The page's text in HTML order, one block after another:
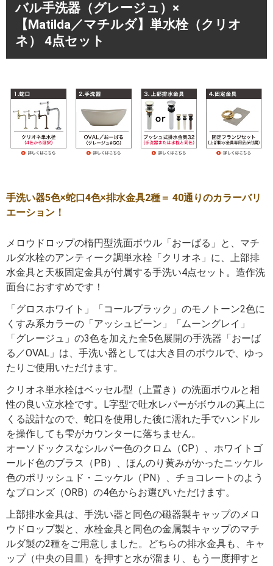
バル手洗器（グレージュ）×
【Matilda／マチルダ】単水栓（クリオ
ネ） 4点セット
手洗い器5色×蛇口4色×排水金具2種＝ 40通りのカラーバリ
エーション！
メロウドロップの楕円型洗面ボウル「おーばる」と、マチ
ルダ水栓のアンティーク調単水栓「クリオネ」に、上部排
水金具と天板固定金具が付属する手洗い4点セット。造作洗
面台におすすめです！
「グロスホワイト」「コールブラック」のモノトーン2色に
くすみ系カラーの「アッシュビーン」「ムーングレイ」
「グレージュ」の3色を加えた全5色展開の手洗器「おーば
る／OVAL」は、手洗い器としては大き目のボウルで、ゆっ
たりご使用いただけます。
クリオネ単水栓はベッセル型（上置き）の洗面ボウルと相
性の良い立水栓です。L字型で吐水レバーがボウルの真上に
くる設計なので、蛇口を使用した後に濡れた手でハンドル
を操作しても雫がカウンターに落ちません。
オーソドックスなシルバー色のクロム（CP）、ホワイトゴ
ールド色のブラス（PB）、ほんのり黄みがかったニッケル
色のポリッシュド・ニッケル（PN）、チョコレートのよう
なブロンズ（ORB）の4色からお選びいただけます。
上部排水金具は、手洗い器と同色の磁器製キャップのメロ
ウドロップ製と、水栓金具と同色の金属製キャップのマチ
ルダ製の2種をご用意しました。どちらの排水金具も、キャ
ップ（中央の目皿）を押すと水が溜まり、もう一度押すと